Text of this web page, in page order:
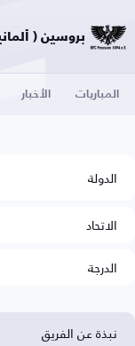
بروسين ( ألمانيا )
المباريات الأخبار
الدولة
الاتحاد
الدرجة
نبذة عن الفريق